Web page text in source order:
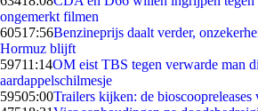
ongemerkt filmen
60517:56Benzineprijs daalt verder,
Hormuz blijft
59711:14OM eist TBS tegen verwarde man
aardappelschilmesje
59505:00Trailers kijken: de bioscoopreleases